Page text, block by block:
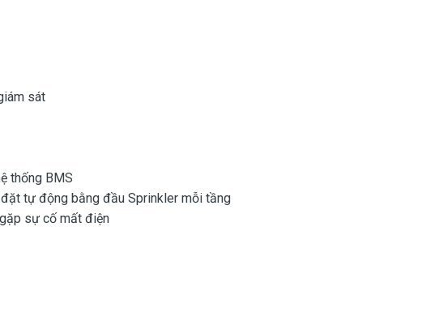
sát
thống BMS
tự động bằng đầu Sprinkler mỗi tầng
sự cố mất điện